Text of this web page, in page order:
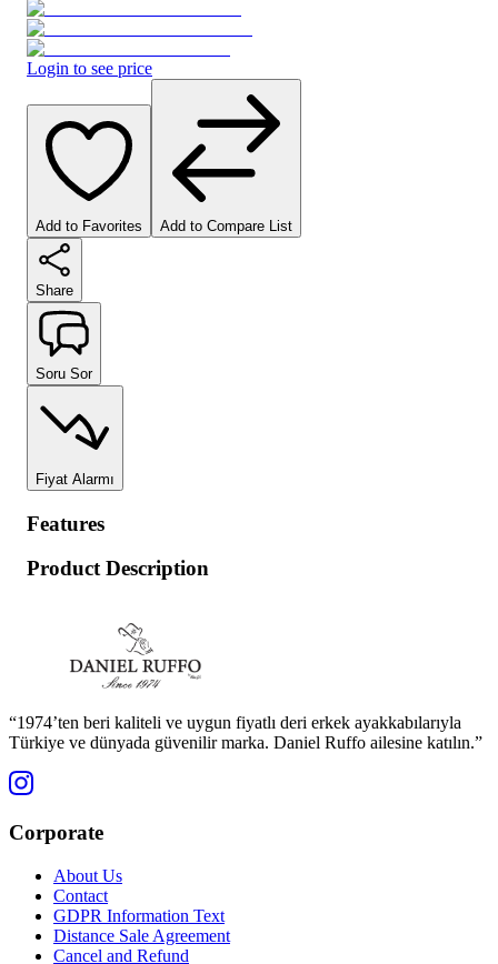
Login to see price
Add to Favorites Add to Compare List
Share
Soru Sor
Fiyat Alarmı
Features
Product Description
“1974’ten beri kaliteli ve uygun fiyatlı deri erkek ayakkabılarıyla
Türkiye ve dünyada güvenilir marka. Daniel Ruffo ailesine katılın.”
Corporate
About Us
Contact
GDPR Information Text
Distance Sale Agreement
Cancel and Refund